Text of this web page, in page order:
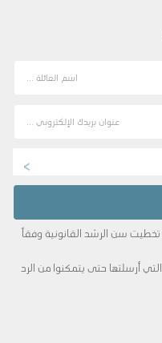
أو بأنني قد تخطيت سن الرشد القانونية وفقاً
أرسلتها حتى يتمكنوا من الرد